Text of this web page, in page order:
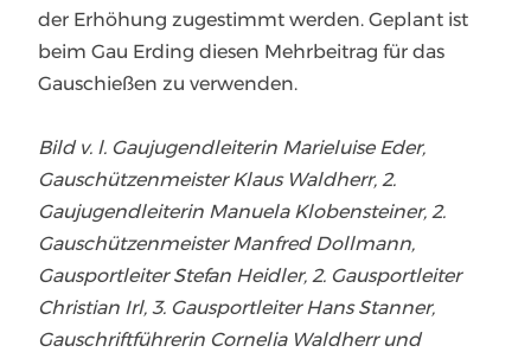
der Erhöhung zugestimmt werden. Geplant ist
beim Gau Erding diesen Mehrbeitrag für das
Gauschießen zu verwenden.
Bild v. l. Gaujugendleiterin Marieluise Eder,
Gauschützenmeister Klaus Waldherr, 2.
Gaujugendleiterin Manuela Klobensteiner, 2.
Gauschützenmeister Manfred Dollmann,
Gausportleiter Stefan Heidler, 2. Gausportleiter
Christian Irl, 3. Gausportleiter Hans Stanner,
Gauschriftführerin Cornelia Waldherr und